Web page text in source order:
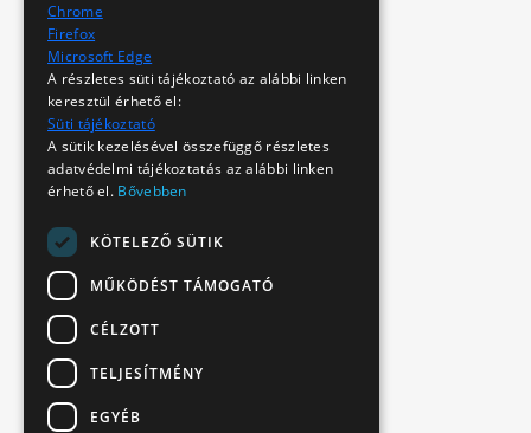
Chrome
Firefox
Microsoft Edge
A részletes süti tájékoztató az alábbi linken
keresztül érhető el:
Süti tájékoztató
A sütik kezelésével összefüggő részletes
adatvédelmi tájékoztatás az alábbi linken
érhető el. Bővebben
KÖTELEZŐ SÜTIK
MŰKÖDÉST TÁMOGATÓ
CÉLZOTT
TELJESÍTMÉNY
EGYÉB